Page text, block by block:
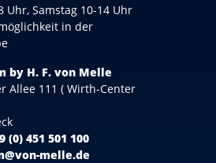
Uhr, Samstag 10-14 Uhr
in der
by H. F. von Melle
Allee 111 ( Wirth-Center
(0) 451 501 100
melle.de